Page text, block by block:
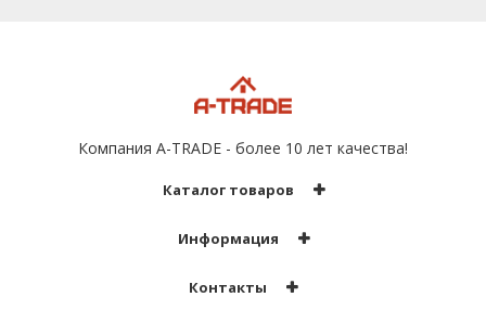
Компания A-TRADE - более 10 лет качества!
Каталог товаров
Информация
Контакты